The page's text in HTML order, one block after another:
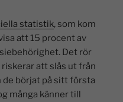
statistik, som kom
att 15 procent av
Det rör
att slås ut från
de börjat på sitt första
många känner till